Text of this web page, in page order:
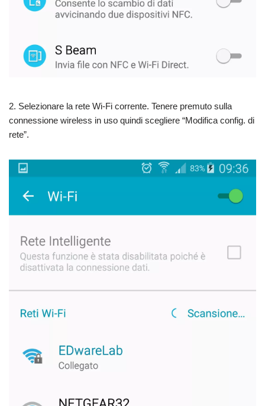
2. Selezionare la rete Wi-Fi corrente. Tenere premuto sulla
connessione wireless in uso quindi scegliere “Modifica config. di
rete”.